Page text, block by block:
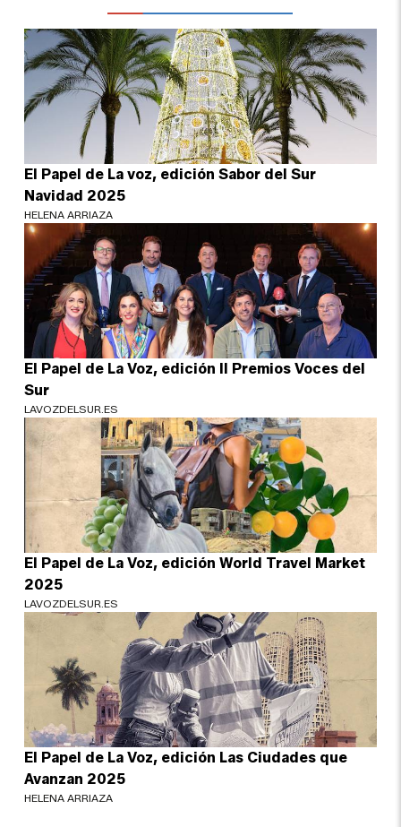
El Papel de La voz, edición Sabor del Sur
Navidad 2025
HELENA ARRIAZA
El Papel de La Voz, edición II Premios Voces del
Sur
LAVOZDELSUR.ES
El Papel de La Voz, edición World Travel Market
2025
LAVOZDELSUR.ES
El Papel de La Voz, edición Las Ciudades que
Avanzan 2025
HELENA ARRIAZA